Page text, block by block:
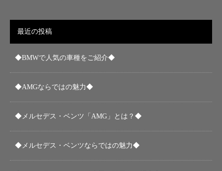
最近の投稿
◆BMWで人気の車種をご紹介◆
◆AMGならではの魅力◆
◆メルセデス・ベンツ「AMG」とは？◆
◆メルセデス・ベンツならではの魅力◆